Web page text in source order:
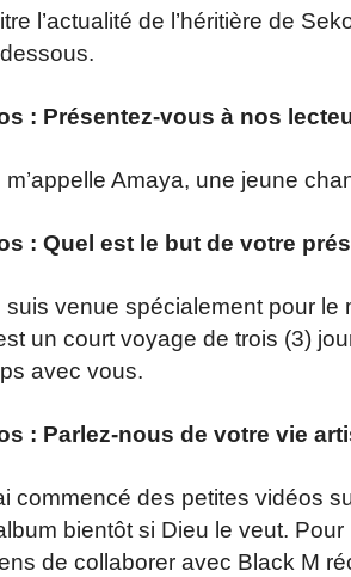
l’actualité de l’héritière de
: Présentez-vous à nos
m’appelle Amaya, une jeune
: Quel est le but de votre
suis venue spécialement pour le
un court voyage de trois (3)
avec vous.
: Parlez-nous de votre vie
commencé des petites vidéos
bientôt si Dieu le veut.
de collaborer avec Black M